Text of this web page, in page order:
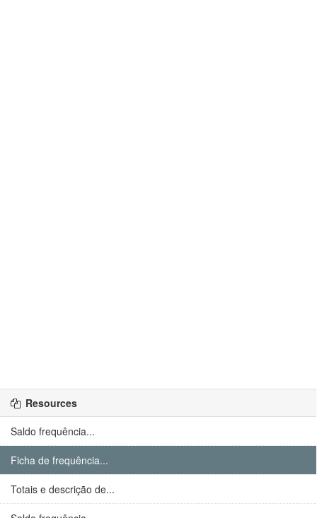
Resources
Saldo frequência...
Ficha de frequência...
Totais e descrição de...